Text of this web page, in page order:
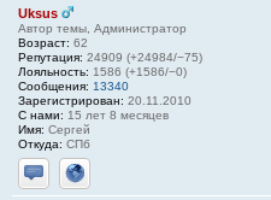
Uksus
Автор темы, Администратор
Возраст: 62
Репутация: 24909 (+24984/−75)
Лояльность: 1586 (+1586/−0)
Сообщения: 13340
Зарегистрирован: 20.11.2010
С нами: 15 лет 8 месяцев
Имя: Сергей
Откуда: СПб
Отправить личное сообщение
Сайт